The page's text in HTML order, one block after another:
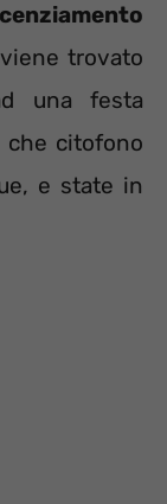
trovato
una festa
che citofono
e state in